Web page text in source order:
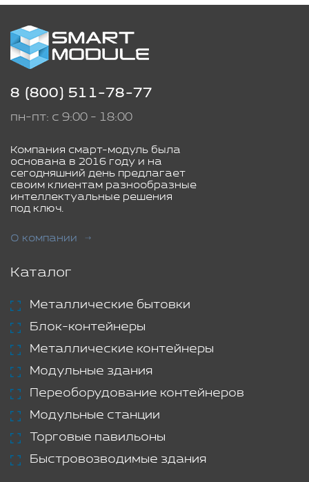
8 (800) 511-78-77
пн-пт: с 9:00 - 18:00
Компания смарт-модуль была
основана в 2016 году и на
сегодняшний день предлагает
своим клиентам разнообразные
интеллектуальные решения
под ключ.
О компании
Каталог
Металлические бытовки
Блок-контейнеры
Металлические контейнеры
Модульные здания
Переоборудование контейнеров
Модульные станции
Торговые павильоны
Быстровозводимые здания